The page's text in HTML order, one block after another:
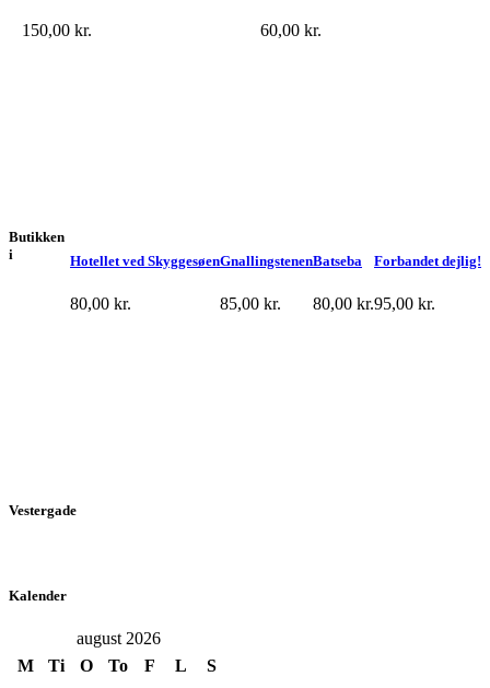
60,00 kr.
150,00 kr.
Forbandet dejlig!
95,00 kr.
Batseba
80,00 kr.
Gnallingstenen
85,00 kr.
Hotellet ved Skyggesøen
80,00 kr.
Butikken
i
Vestergade
Kalender
august 2026
M
Ti O To F L
S